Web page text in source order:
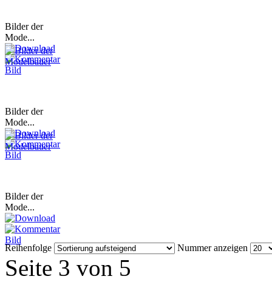
Bilder der
Mode...
Bilder der
Mode...
Bilder der
Mode...
Reihenfolge Nummer anzeigen
Seite 3 von 5